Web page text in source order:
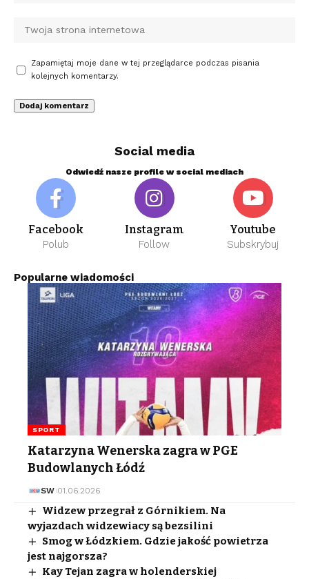
Zapamiętaj moje dane w tej przeglądarce podczas pisania
kolejnych komentarzy.
Social media
Odwiedź nasze profile w social mediach
Facebook
Polub
Instagram
Follow
Youtube
Subskrybuj
Popularne wiadomości
SPORT
Katarzyna Wenerska zagra w PGE
Budowlanych Łódź
SW 01.06.2026
Widzew przegrał z Górnikiem. Na
wyjazdach widzewiacy są bezsilini
Smog w Łódzkiem. Gdzie jakość powietrza
jest najgorsza?
Kay Tejan zagra w holenderskiej